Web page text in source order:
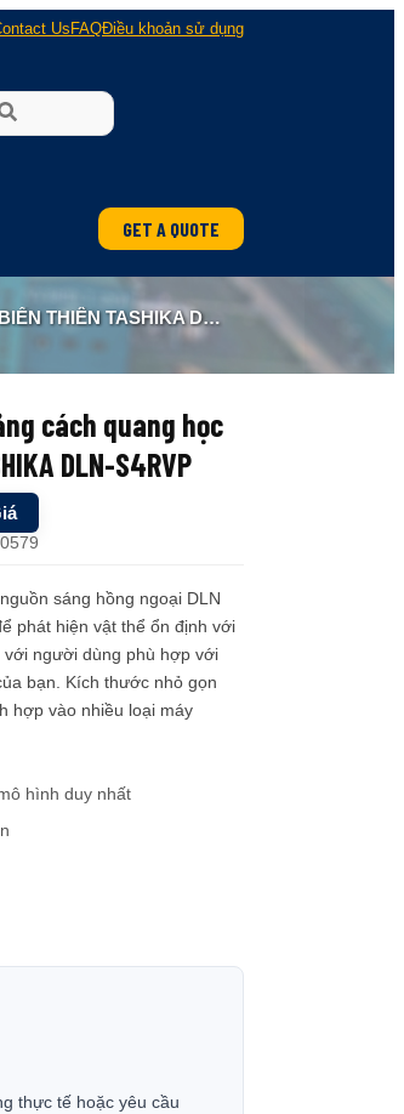
Us FAQĐiều khoản sử dụng
GET A QUOTE
TASHIKA DLN-S4RVP
cách quang học
DLN-S4RVP
sáng hồng ngoại DLN
phát hiện vật thể ổn định với
với người dùng phù hợp với
bạn. Kích thước nhỏ gọn
hợp vào nhiều loại máy
hình duy nhất
thực tế hoặc yêu cầu